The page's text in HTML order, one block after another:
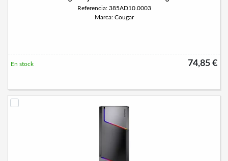
Referencia: 385AD10.0003
Marca: Cougar
74,85 €
En stock